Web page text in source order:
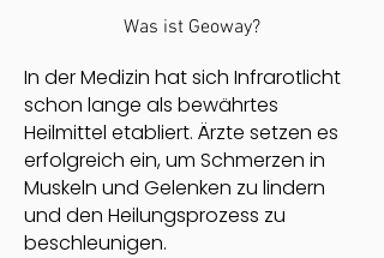
Was ist Geoway?
In der Medizin hat sich Infrarotlicht
schon lange als bewährtes
Heilmittel etabliert. Ärzte setzen es
erfolgreich ein, um Schmerzen in
Muskeln und Gelenken zu lindern
und den Heilungsprozess zu
beschleunigen.